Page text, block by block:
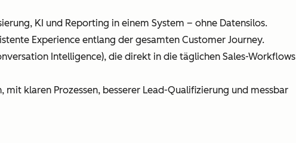
KI und Reporting in einem System – ohne Datensilos.
Experience entlang der gesamten Customer Journey.
Intelligence), die direkt in die täglichen Sales-Workflows
klaren Prozessen, besserer Lead-Qualifizierung und messbar